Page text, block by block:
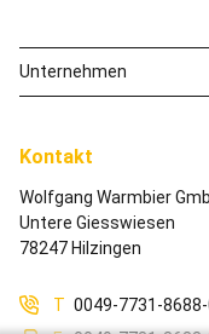
Kontakt
Wolfgang Warmbier
Untere Giesswiesen
78247 Hilzingen
T 0049-7731-
Unternehmen